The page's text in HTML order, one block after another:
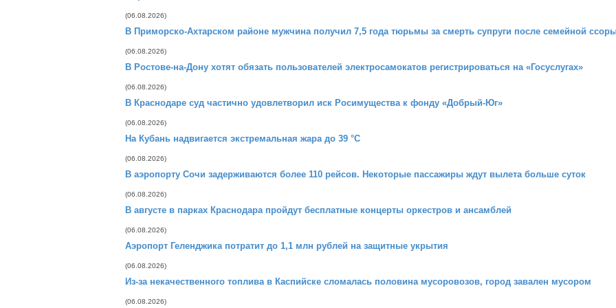
(06.08.2026)
В Приморско-Ахтарском районе мужчина получил 7,5 года тюрьмы за смерть супруги после семейной
(06.08.2026)
В Ростове-на-Дону хотят обязать пользователей электросамокатов регистрироваться на «Госуслугах»
(06.08.2026)
В Краснодаре суд частично удовлетворил иск Росимущества к фонду «Добрый-Юг»
(06.08.2026)
На Кубань надвигается экстремальная жара до 39 °C
(06.08.2026)
В аэропорту Сочи задерживаются более 110 рейсов. Некоторые пассажиры ждут вылета больше суток
(06.08.2026)
В августе в парках Краснодара пройдут бесплатные концерты оркестров и ансамблей
(06.08.2026)
Аэропорт Геленджика потратит до 1,1 млн рублей на защитные укрытия
(06.08.2026)
Из-за некачественного топлива в Каспийске сломалась половина мусоровозов, город завален мусором
(06.08.2026)